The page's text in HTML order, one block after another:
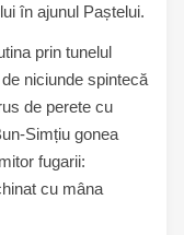
în ajunul Paștelui.
prin tunelul
niciunde spintecă
de perete cu
Simțiu gonea
fugarii:
cu mâna